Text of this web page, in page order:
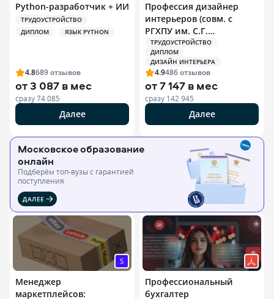
Python-разработчик + ИИ
ТРУДОУСТРОЙСТВО
ДИПЛОМ
ЯЗЫК PYTHON
4.8689отзывов
от3 087 в мес
сразу74 085
Далее
Профессия дизайнер
интерьеров (совм. с
РГХПУ им. С.Г.
Строганова)
ТРУДОУСТРОЙСТВО
ДИПЛОМ
ДИЗАЙН ИНТЕРЬЕРА
4.9486отзывов
от7 147 в мес
сразу 142 945
Далее
Московское образование
онлайн
Подберём топ-вузы c гарантией
поступления
ДАЛЕЕ
Менеджер
маркетплейсов:
Профессиональный
бухгалтер